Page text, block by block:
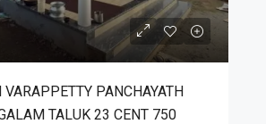
VARAPPETTY PANCHAYATH
TALUK 23 CENT 750